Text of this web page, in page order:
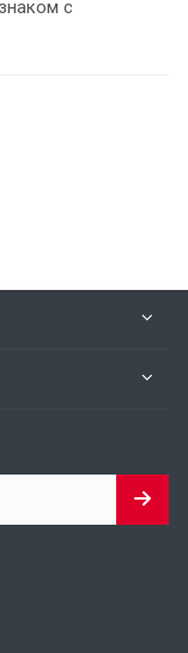
с